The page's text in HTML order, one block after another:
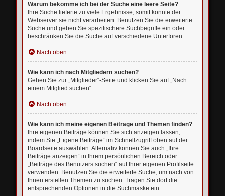
Warum bekomme ich bei der Suche eine leere Seite?
Ihre Suche lieferte zu viele Ergebnisse, somit konnte der
Webserver sie nicht verarbeiten. Benutzen Sie die erweiterte
Suche und geben Sie spezifischere Suchbegriffe ein oder
beschränken Sie die Suche auf verschiedene Unterforen.
Nach oben
Wie kann ich nach Mitgliedern suchen?
Gehen Sie zur „Mitglieder“-Seite und klicken Sie auf „Nach
einem Mitglied suchen“.
Nach oben
Wie kann ich meine eigenen Beiträge und Themen finden?
Ihre eigenen Beiträge können Sie sich anzeigen lassen,
indem Sie „Eigene Beiträge“ im Schnellzugriff oben auf der
Boardseite auswählen. Alternativ können Sie auch „Ihre
Beiträge anzeigen“ in Ihrem persönlichen Bereich oder
„Beiträge des Benutzers suchen“ auf Ihrer eigenen Profilseite
verwenden. Benutzen Sie die erweiterte Suche, um nach von
Ihnen erstellen Themen zu suchen. Tragen Sie dort die
entsprechenden Optionen in die Suchmaske ein.